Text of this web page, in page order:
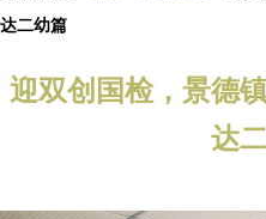
达二幼篇
迎双创国检，景德
达